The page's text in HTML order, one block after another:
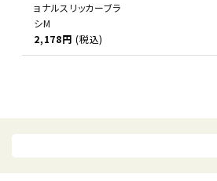
ョナルスリッカーブラ
シM
2,178円 (税込)